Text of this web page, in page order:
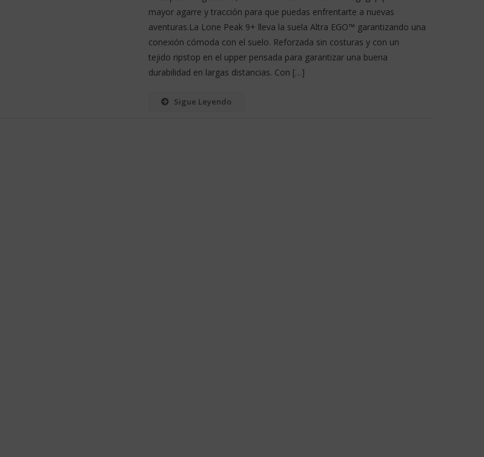
mayor agarre y tracción para que puedas enfrentarte a nuevas
aventuras.La Lone Peak 9+ lleva la suela Altra EGO™ garantizando una
conexión cómoda con el suelo. Reforzada sin costuras y con un
tejido ripstop en el upper pensada para garantizar una buena
durabilidad en largas distancias. Con […]
Sigue Leyendo